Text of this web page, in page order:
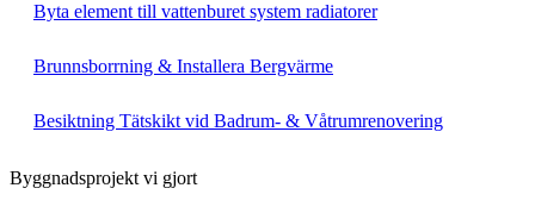
Byta element till vattenburet system radiatorer
Brunnsborrning & Installera Bergvärme
Besiktning Tätskikt vid Badrum- & Våtrumrenovering
Byggnadsprojekt vi gjort